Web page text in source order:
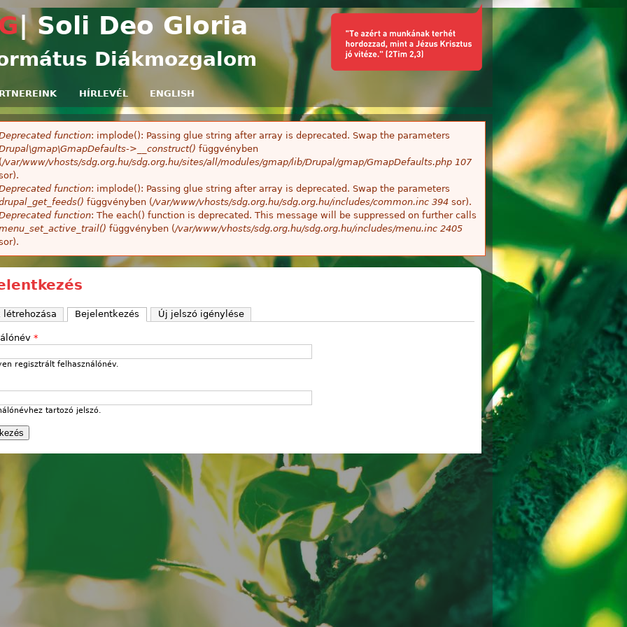
Ugrás a tartalomra
| Soli Deo Gloria
Diákmozgalom
HÍRLEVÉL ENGLISH
function: implode(): Passing glue string after array is deprecated. Swap the parameters
>__construct() függvényben
(/var/www/vhosts/sdg.org.hu/sdg.org.hu/sites/all/modules/gmap/lib/Drupal/gmap/GmapDefaults.php 107
function: implode(): Passing glue string after array is deprecated. Swap the parameters
függvényben (/var/www/vhosts/sdg.org.hu/sdg.org.hu/includes/common.inc 394 sor).
function: The each() function is deprecated. This message will be suppressed on further calls
függvényben (/var/www/vhosts/sdg.org.hu/sdg.org.hu/includes/menu.inc 2405
létrehozása Bejelentkezés (aktív fül)
Új jelszó igénylése
*
regisztrált felhasználónév.
tartozó jelszó.